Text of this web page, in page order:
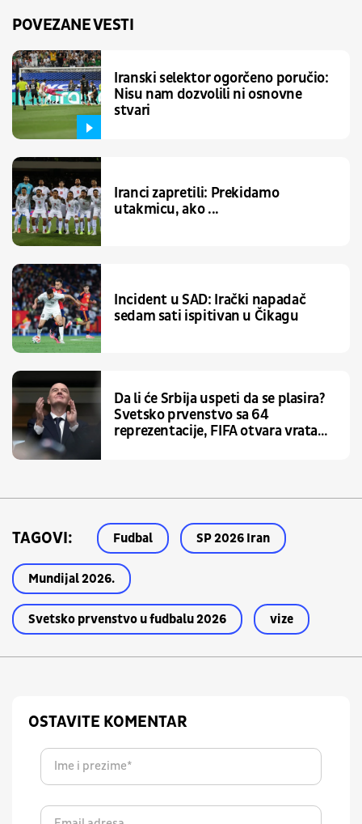
POVEZANE VESTI
Iranski selektor ogorčeno poručio:
Nisu nam dozvolili ni osnovne
stvari
Iranci zapretili: Prekidamo
utakmicu, ako ...
Incident u SAD: Irački napadač
sedam sati ispitivan u Čikagu
Da li će Srbija uspeti da se plasira?
Svetsko prvenstvo sa 64
reprezentacije, FIFA otvara vrata
TAGOVI: Fudbal SP 2026 Iran
Mundijal 2026.
Svetsko prvenstvo u fudbalu 2026 vize
OSTAVITE KOMENTAR